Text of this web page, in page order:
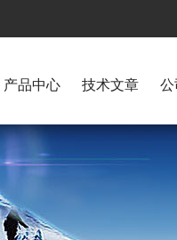
产品中心 技术文章 公